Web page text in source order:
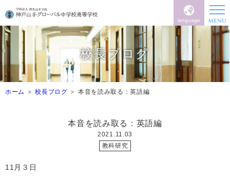
language
校長ブログ
ホーム 校長ブログ 本音を読み取る：英語編
本音を読み取る：英語編
2021.11.03
教科研究
11月３日